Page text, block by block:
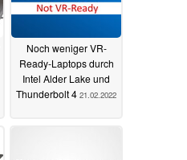
Noch weniger VR-
Ready-Laptops durch
Intel Alder Lake und
Thunderbolt 4 21.02.2022